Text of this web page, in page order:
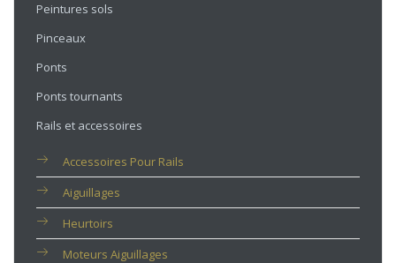
Peintures sols
Pinceaux
Ponts
Ponts tournants
Rails et accessoires
Accessoires Pour Rails
Aiguillages
Heurtoirs
Moteurs Aiguillages